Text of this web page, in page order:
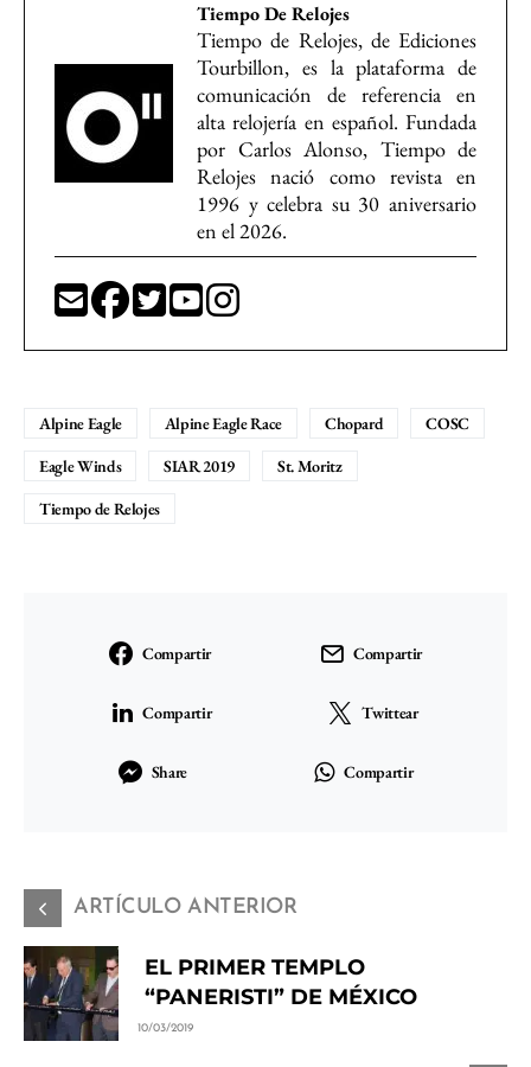
Tiempo De Relojes
Tiempo de Relojes, de Ediciones
Tourbillon, es la plataforma de
comunicación de referencia en
alta relojería en español. Fundada
por Carlos Alonso, Tiempo de
Relojes nació como revista en
1996 y celebra su 30 aniversario
en el 2026.
Alpine Eagle Alpine Eagle Race Chopard
COSC
Eagle Winds
SIAR 2019
St. Moritz
Tiempo de Relojes
Compartir Compartir
Compartir Twittear
Share Compartir
ARTÍCULO ANTERIOR
EL PRIMER TEMPLO
“PANERISTI” DE MÉXICO
10/03/2019